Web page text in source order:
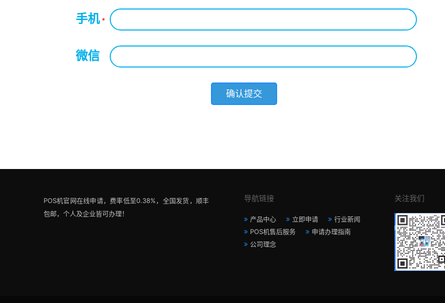
手机*
微信
POS机官网在线申请，费率低至0.38%，全国发货，顺丰
包邮，个人及企业皆可办理！
导航链接
产品中心 立即申请
行业新闻
POS机售后服务
申请办理指南
公司理念
关注我们